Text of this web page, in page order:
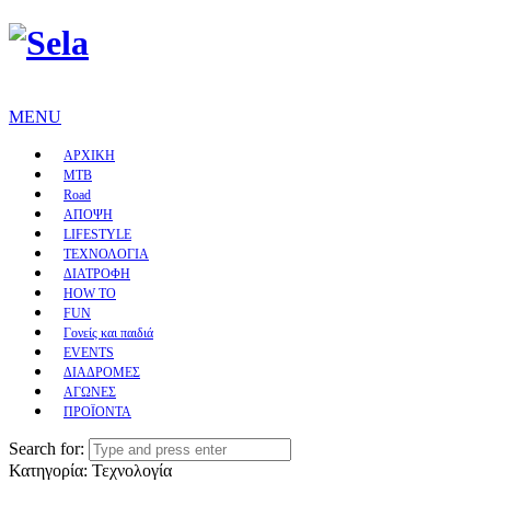
MENU
ΑΡΧΙΚΗ
MTB
Road
ΑΠΟΨΗ
LIFESTYLE
ΤΕΧΝΟΛΟΓΙΑ
ΔΙΑΤΡΟΦΗ
HOW TO
FUN
Γονείς και παιδιά
EVENTS
ΔΙΑΔΡΟΜΕΣ
ΑΓΩΝΕΣ
ΠΡΟΪΟΝΤΑ
Search for:
Κατηγορία: Τεχνολογία